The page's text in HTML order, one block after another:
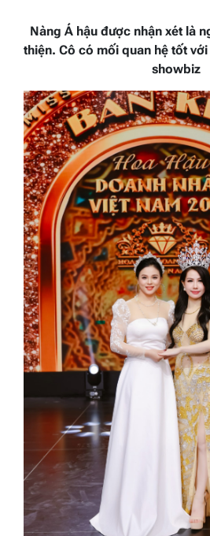
Nàng Á hậu được nhận xét là
thiện. Cô có mối quan hệ tốt
showbiz